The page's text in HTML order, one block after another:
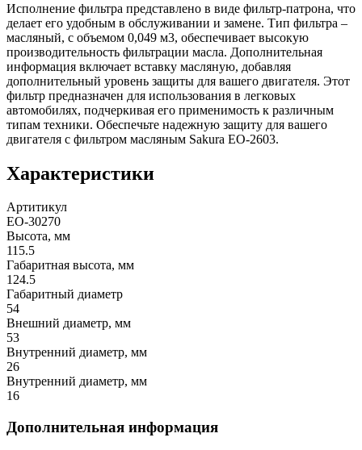
Исполнение фильтра представлено в виде фильтр-патрона, что
делает его удобным в обслуживании и замене. Тип фильтра –
масляный, с объемом 0,049 м3, обеспечивает высокую
производительность фильтрации масла. Дополнительная
информация включает вставку масляную, добавляя
дополнительный уровень защиты для вашего двигателя. Этот
фильтр предназначен для использования в легковых
автомобилях, подчеркивая его применимость к различным
типам техники. Обеспечьте надежную защиту для вашего
двигателя с фильтром масляным Sakura EO-2603.
Характеристики
Артитикул
EO-30270
Высота, мм
115.5
Габаритная высота, мм
124.5
Габаритный диаметр
54
Внешний диаметр, мм
53
Внутренний диаметр, мм
26
Внутренний диаметр, мм
16
Дополнительная информация